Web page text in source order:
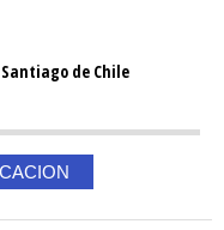
Santiago de Chile